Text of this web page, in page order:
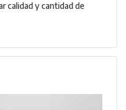
calidad y cantidad de